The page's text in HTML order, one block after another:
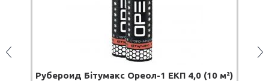
Бітумакс Ореол-1 ЕКП 4,0 (10 м²) Руберойд